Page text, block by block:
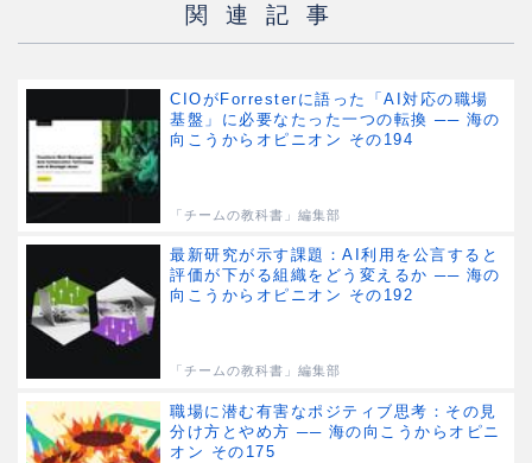
関連記事
CIOがForresterに語った「AI対応の職場
基盤」に必要なたった一つの転換 ── 海の
向こうからオピニオン その194
「チームの教科書」編集部
最新研究が示す課題：AI利用を公言すると
評価が下がる組織をどう変えるか ── 海の
向こうからオピニオン その192
「チームの教科書」編集部
職場に潜む有害なポジティブ思考：その見
分け方とやめ方 ── 海の向こうからオピニ
オン その175